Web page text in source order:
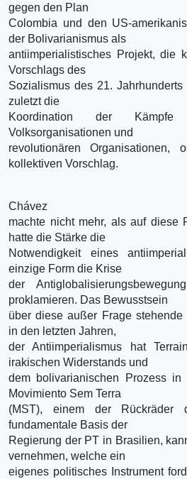
gegen den Plan
Colombia und den US-
der Bolivarianismus als
antiimperialistisches Projekt, die
Vorschlags des
Sozialismus des 21.
zuletzt die
Koordination der Kämpfe
Volksorganisationen und
revolutionären Organisationen,
kollektiven Vorschlag.
Chávez
machte nicht mehr, als auf diese
hatte die Stärke die
Notwendigkeit eines
einzige Form die Krise
der
proklamieren. Das Bewusstsein
über diese außer Frage stehende
in den letzten Jahren,
der Antiimperialismus hat
irakischen Widerstands und
dem bolivarianischen Prozess in
Movimiento Sem Terra
(MST), einem der Rückräder
fundamentale Basis der
Regierung der PT in Brasilien,
vernehmen, welche ein
eigenes politisches Instrument